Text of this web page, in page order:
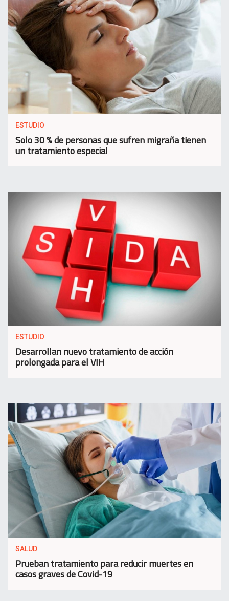
ESTUDIO
Solo 30 % de personas que sufren migraña tienen
un tratamiento especial
ESTUDIO
Desarrollan nuevo tratamiento de acción
prolongada para el VIH
SALUD
Prueban tratamiento para reducir muertes en
casos graves de Covid-19